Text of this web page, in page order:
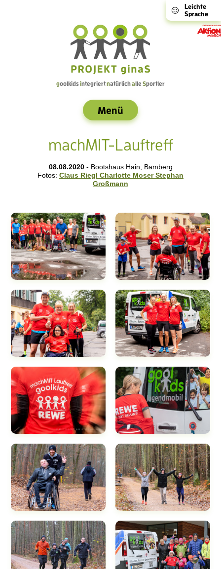
Leichte
Sprache
goolkidsintegriertnatürlichalle Sportler
Menü
machMIT-Lauftreff
08.08.2020 - Bootshaus Hain, Bamberg
Fotos: Claus Riegl Charlotte MoserStephan
Großmann